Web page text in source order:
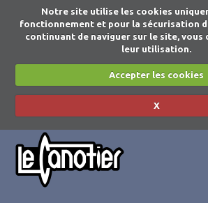
Notre site utilise les cookies
fonctionnement et pour la sécurisation
continuant de naviguer sur le site, vous
leur utilisation.
Accepter les cookies
X